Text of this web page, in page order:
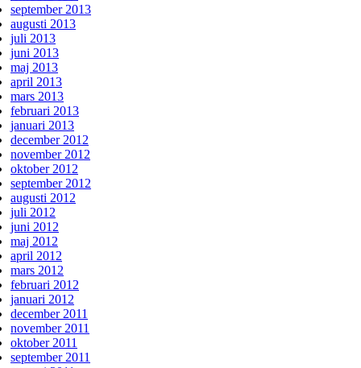
september 2013
augusti 2013
juli 2013
juni 2013
maj 2013
april 2013
mars 2013
februari 2013
januari 2013
december 2012
november 2012
oktober 2012
september 2012
augusti 2012
juli 2012
juni 2012
maj 2012
april 2012
mars 2012
februari 2012
januari 2012
december 2011
november 2011
oktober 2011
september 2011